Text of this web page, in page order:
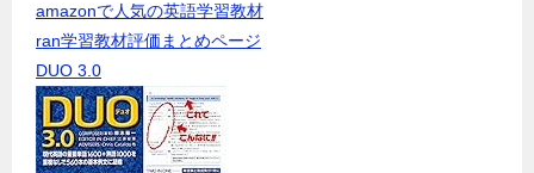
amazonで人気の英語学習教材
ran学習教材評価まとめページ
DUO 3.0